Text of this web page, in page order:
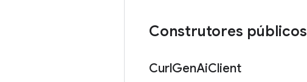
Construtores públicos
CurlGenAiClient